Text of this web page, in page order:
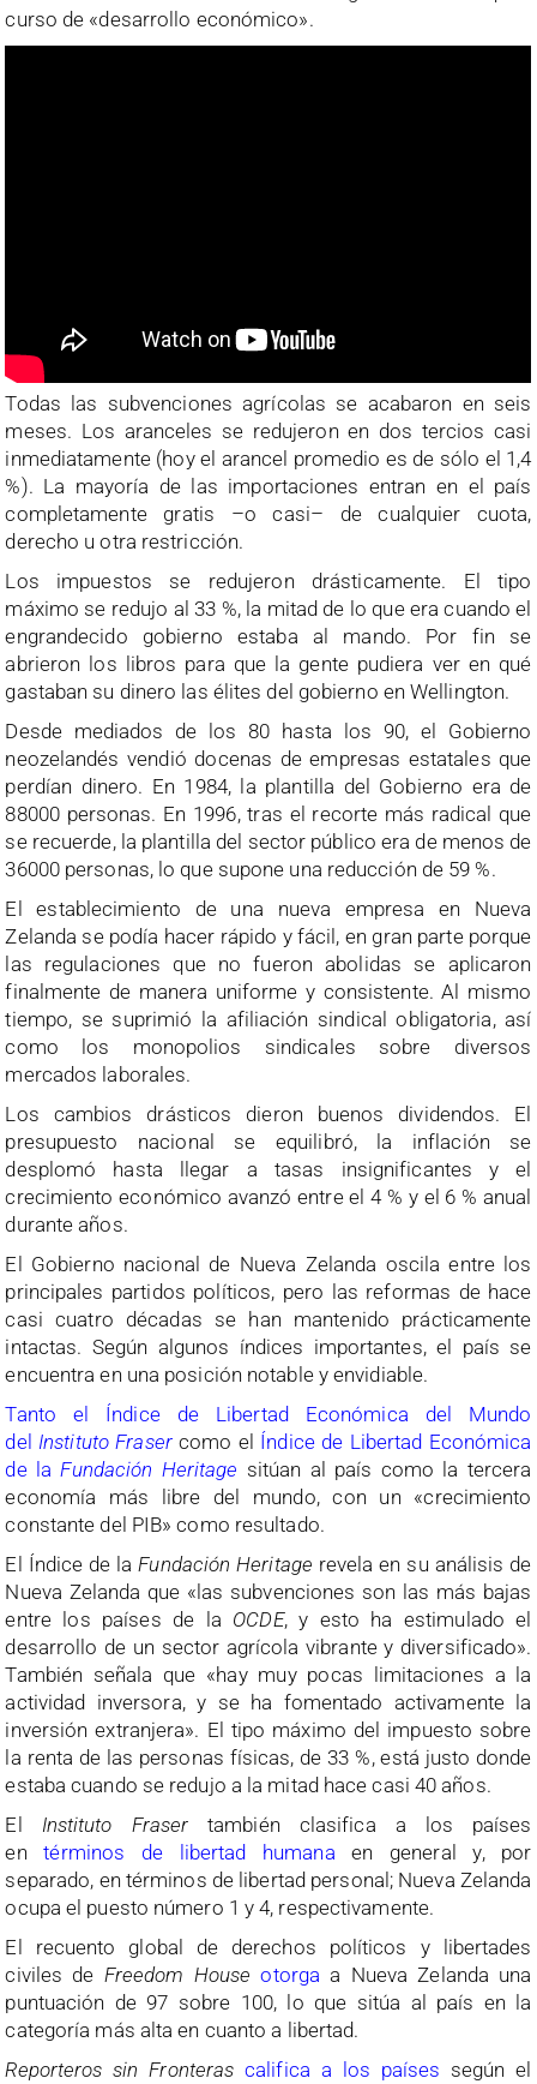
curso de «desarrollo económico».
Todas las subvenciones agrícolas se acabaron en seis
meses. Los aranceles se redujeron en dos tercios casi
inmediatamente (hoy el arancel promedio es de sólo el 1,4
%). La mayoría de las importaciones entran en el país
completamente gratis –o casi– de cualquier cuota,
derecho u otra restricción.
Los impuestos se redujeron drásticamente. El tipo
máximo se redujo al 33 %, la mitad de lo que era cuando el
engrandecido gobierno estaba al mando. Por fin se
abrieron los libros para que la gente pudiera ver en qué
gastaban su dinero las élites del gobierno en Wellington.
Desde mediados de los 80 hasta los 90, el Gobierno
neozelandés vendió docenas de empresas estatales que
perdían dinero. En 1984, la plantilla del Gobierno era de
88000 personas. En 1996, tras el recorte más radical que
se recuerde, la plantilla del sector público era de menos de
36000 personas, lo que supone una reducción de 59 %.
El establecimiento de una nueva empresa en Nueva
Zelanda se podía hacer rápido y fácil, en gran parte porque
las regulaciones que no fueron abolidas se aplicaron
finalmente de manera uniforme y consistente. Al mismo
tiempo, se suprimió la afiliación sindical obligatoria, así
como los monopolios sindicales sobre diversos
mercados laborales.
Los cambios drásticos dieron buenos dividendos. El
presupuesto nacional se equilibró, la inflación se
desplomó hasta llegar a tasas insignificantes y el
crecimiento económico avanzó entre el 4 % y el 6 % anual
durante años.
El Gobierno nacional de Nueva Zelanda oscila entre los
principales partidos políticos, pero las reformas de hace
casi cuatro décadas se han mantenido prácticamente
intactas. Según algunos índices importantes, el país se
encuentra en una posición notable y envidiable.
Tanto el Índice de Libertad Económica del Mundo
del Instituto Frasercomo el Índice de Libertad Económica
de laFundación Heritage sitúan al país como la tercera
economía más libre del mundo, con un «crecimiento
constante del PIB» como resultado.
El Índice de laFundación Heritage revela en su análisis de
Nueva Zelanda que «las subvenciones son las más bajas
entre los países de la OCDE, y esto ha estimulado el
desarrollo de un sector agrícola vibrante y diversificado».
También señala que «hay muy pocas limitaciones a la
actividad inversora, y se ha fomentado activamente la
inversión extranjera». El tipo máximo del impuesto sobre
la renta de las personas físicas, de 33 %, está justo donde
estaba cuando se redujo a la mitad hace casi 40 años.
El Instituto Fraser también clasifica a los países
entérminos de libertad humana en general y, por
separado, en términos de libertad personal; Nueva Zelanda
ocupa el puesto número 1 y 4, respectivamente.
El recuento global de derechos políticos y libertades
civiles de Freedom Houseotorga a Nueva Zelanda una
puntuación de 97 sobre 100, lo que sitúa al país en la
categoría más alta en cuanto a libertad.
Reporteros sin Fronteras califica a los países según el